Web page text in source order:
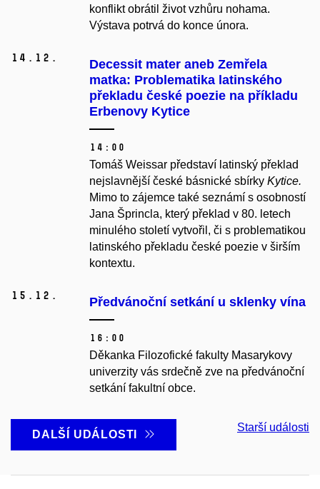
konflikt obrátil život vzhůru nohama.
Výstava potrvá do konce února.
14. 12.
Decessit mater aneb Zemřela
matka: Problematika latinského
překladu české poezie na příkladu
Erbenovy Kytice
14:00
Tomáš Weissar představí latinský překlad
nejslavnější české básnické sbírky Kytice.
Mimo to zájemce také seznámí s osobností
Jana Šprincla, který překlad v 80. letech
minulého století vytvořil, či s problematikou
latinského překladu české poezie v širším
kontextu.
15. 12. Předvánoční setkání u sklenky vína
16:00
Děkanka Filozofické fakulty Masarykovy
univerzity vás srdečně zve na předvánoční
setkání fakultní obce.
DALŠÍ UDÁLOSTI
Starší události